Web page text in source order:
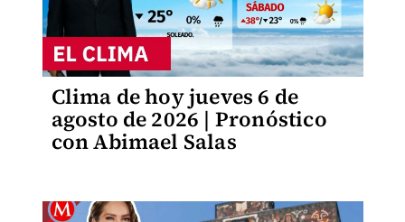
Clima de hoy jueves 6 de
agosto de 2026 | Pronóstico
con Abimael Salas